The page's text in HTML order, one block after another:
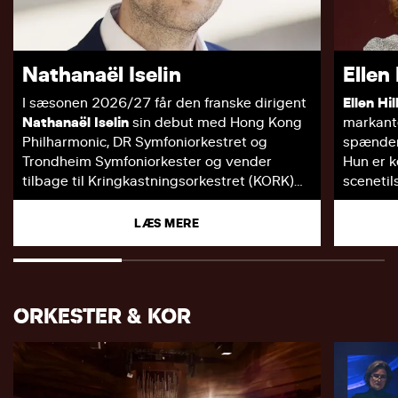
God fornøjelse!
Nathanaël Iselin
I sæsonen 2026/27 får den franske dirigent
Nathanaël Iselin sin debut med Hong Kong
Philharmonic, DR Symfoniorkestret og
Trondheim Symfoniorkester og vender
tilbage til Kringkastningsorkestret (KORK)
og Aalborg Symfoniorkester.
Finland og Associate Conductor ved
Orchestra (Musica nova Helsinki), KORK,
han har dirigeret repertoire, der spænder
fra Berlioz’ 'Symphonie fantastique' til
LÆS MERE
Ellen
Hun er
mellem
ORKESTER & KOR